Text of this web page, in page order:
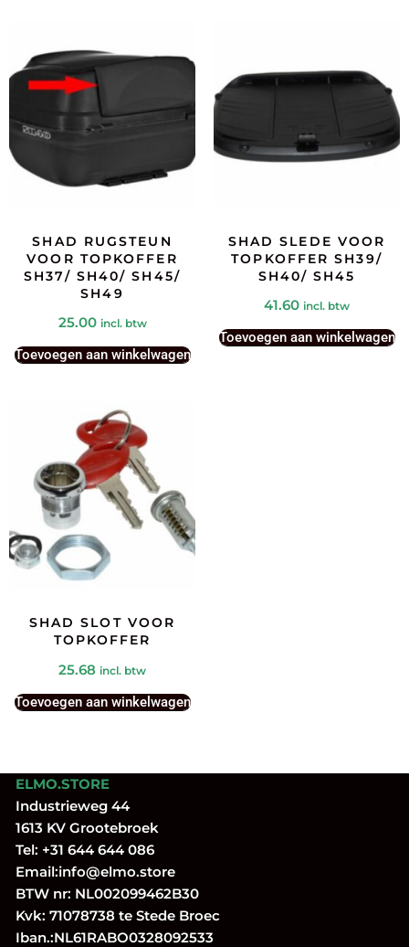
SHAD RUGSTEUN
VOOR TOPKOFFER
SH37/ SH40/ SH45/
SH49
25.00 incl. btw
Toevoegen aan winkelwagen
SHAD SLEDE VOOR
TOPKOFFER SH39/
SH40/ SH45
41.60 incl. btw
Toevoegen aan winkelwagen
SHAD SLOT VOOR
TOPKOFFER
25.68 incl. btw
Toevoegen aan winkelwagen
ELMO.STORE
Industrieweg 44
1613 KV Grootebroek
Tel: +31 644 644 086
Email:info@elmo.store
BTW nr: NL002099462B30
Kvk: 71078738 te Stede Broec
Iban.:NL61RABO0328092533